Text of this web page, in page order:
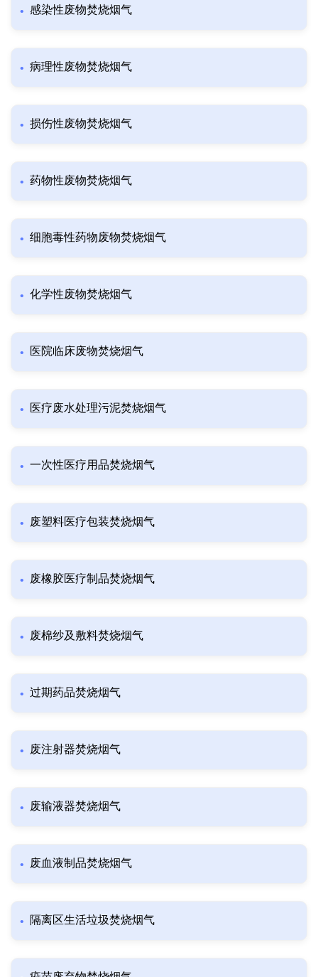
感染性废物焚烧烟气
病理性废物焚烧烟气
损伤性废物焚烧烟气
药物性废物焚烧烟气
细胞毒性药物废物焚烧烟气
化学性废物焚烧烟气
医院临床废物焚烧烟气
医疗废水处理污泥焚烧烟气
一次性医疗用品焚烧烟气
废塑料医疗包装焚烧烟气
废橡胶医疗制品焚烧烟气
废棉纱及敷料焚烧烟气
过期药品焚烧烟气
废注射器焚烧烟气
废输液器焚烧烟气
废血液制品焚烧烟气
隔离区生活垃圾焚烧烟气